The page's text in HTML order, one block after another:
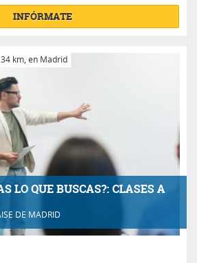
INFÓRMATE
LO QUE BUSCAS?: CLASES A
DE MADRID
km, en Madrid